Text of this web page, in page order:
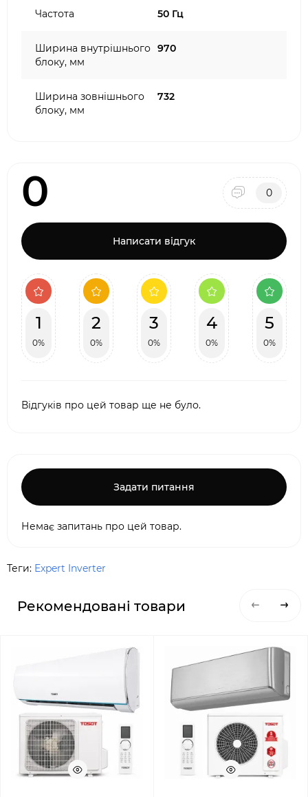
Частота 50 Гц
Ширина внутрішнього
блоку, мм
970
Ширина зовнішнього
блоку, мм
732
0 0
Написати відгук
1
0%
2
0%
3
0%
4
0%
5
0%
Відгуків про цей товар ще не було.
Задати питання
Немає запитань про цей товар.
Теги: Expert Inverter
Рекомендовані товари